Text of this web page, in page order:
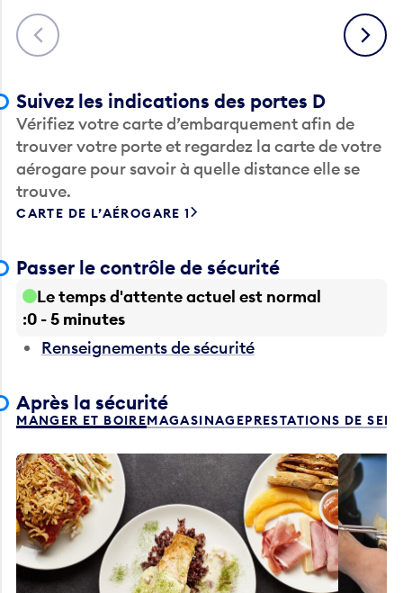
Précédent Suivant
Suivez les indications des portes D
Vérifiez votre carte d’embarquement afin de
trouver votre porte et regardez la carte de votre
aérogare pour savoir à quelle distance elle se
trouve.
CARTE DE L’AÉROGARE 1
Passer le contrôle de sécurité
Le temps d'attente actuel est normal
0 - 5 minutes
Renseignements de sécurité
Après la sécurité
MANGER ET BOIREMAGASINAGEPRESTATIONS DE